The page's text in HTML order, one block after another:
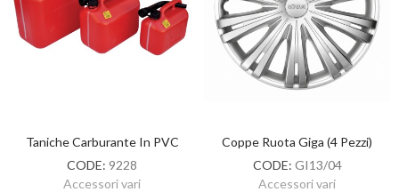
Taniche Carburante In PVC
CODE: 9228
Accessori vari
Coppe Ruota Giga (4 Pezzi)
CODE: GI13/04
Accessori vari